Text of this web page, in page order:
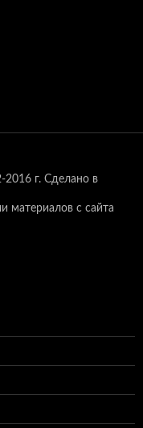
2016 г. Сделано в
материалов с сайта